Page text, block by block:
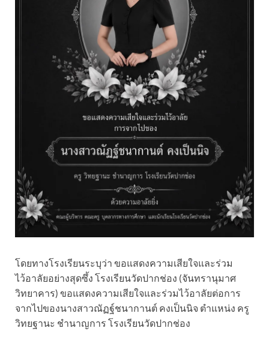
โดยทางโรงเรียนระบุว่า ขอแสดงความเสียใจและร่วม
ไว้อาลัยอย่างสุดซึ้ง โรงเรียนวัดปากช่อง (จันทรานุมาศ
วิทยาคาร) ขอแสดงความเสียใจและร่วมไว้อาลัยต่อการ
จากไปของนางสาวณัฏฐ์ชนากานต์ คงเป็นนิจ ตำแหน่ง ครู
วิทยฐานะ ชำนาญการ โรงเรียนวัดปากช่อง